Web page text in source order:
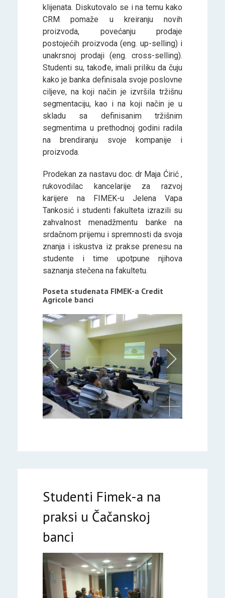
klijenata. Diskutovalo se i na temu kako
CRM pomaže u kreiranju novih
proizvoda, povećanju prodaje
postojećih proizvoda (eng. up-selling) i
unakrsnoj prodaji (eng. cross-selling).
Studenti su, takođe, imali priliku da čuju
kako je banka definisala svoje poslovne
ciljeve, na koji način je izvršila tržišnu
segmentaciju, kao i na koji način je u
skladu sa definisanim tržišnim
segmentima u prethodnoj godini radila
na brendiranju svoje kompanije i
proizvoda.
Prodekan za nastavu doc. dr Maja Ćirić ,
rukovodilac kancelarije za razvoj
karijere na FIMEK-u Jelena Vapa
Tankosić i studenti fakulteta izrazili su
zahvalnost menadžmentu banke na
srdačnom prijemu i spremnosti da svoja
znanja i iskustva iz prakse prenesu na
studente i time upotpune njihova
saznanja stečena na fakultetu.
Poseta studenata FIMEK-a Credit
Agricole banci
Studenti Fimek-a na
praksi u Čačanskoj
banci